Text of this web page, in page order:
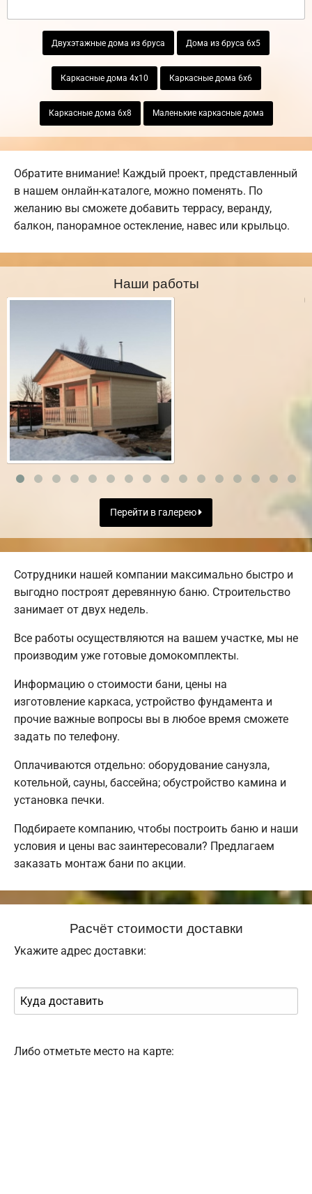
Двухэтажные дома из бруса Дома из бруса 6х5
Каркасные дома 4х10 Каркасные дома 6х6
Каркасные дома 6х8 Маленькие каркасные дома
Обратите внимание! Каждый проект, представленный
в нашем онлайн-каталоге, можно поменять. По
желанию вы сможете добавить террасу, веранду,
балкон, панорамное остекление, навес или крыльцо.
Наши работы
Перейти в галерею
Сотрудники нашей компании максимально быстро и
выгодно построят деревянную баню. Строительство
занимает от двух недель.
Все работы осуществляются на вашем участке, мы не
производим уже готовые домокомплекты.
Информацию о стоимости бани, цены на
изготовление каркаса, устройство фундамента и
прочие важные вопросы вы в любое время сможете
задать по телефону.
Оплачиваются отдельно: оборудование санузла,
котельной, сауны, бассейна; обустройство камина и
установка печки.
Подбираете компанию, чтобы построить баню и наши
условия и цены вас заинтересовали? Предлагаем
заказать монтаж бани по акции.
Расчёт стоимости доставки
Укажите адрес доставки:
Либо отметьте место на карте: